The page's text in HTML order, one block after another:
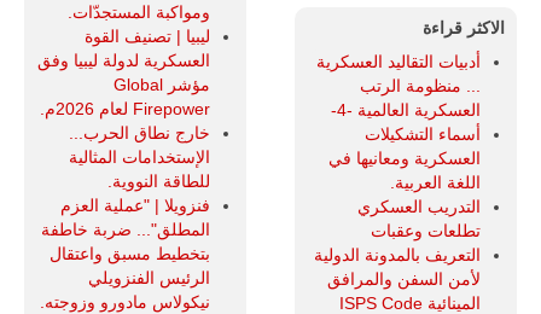
الاكثر قراءة
أدبيات التقاليد العسكرية
... منظومة الرتب
العسكرية العالمية -4-
أسماء التشكيلات
العسكرية ومعانيها في
اللغة العربية.
التدريب العسكري
تطلعات وعقبات
التعريف بالمدونة الدولية
لأمن السفن والمرافق
المينائية ISPS Code
ومواكبة المستجدّات.
ليبيا | تصنيف القوة
العسكرية لدولة ليبيا وفق
مؤشر Global
Firepower لعام 2026م.
خارج نطاق الحرب...
الإستخدامات المثالية
للطاقة النووية.
فنزويلا | "عملية العزم
المطلق"... ضربة خاطفة
بتخطيط مسبق واعتقال
الرئيس الفنزويلي
نيكولاس مادورو وزوجته.